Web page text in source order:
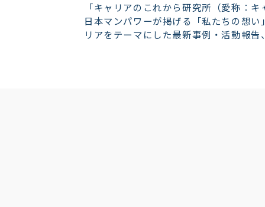
「キャリアのこれから研究所（愛称：
日本マンパワーが掲げる「私たちの想
リアをテーマにした最新事例・活動報